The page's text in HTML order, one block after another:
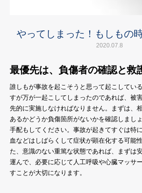
やってしまった！もしもの
2020.07.8
最優先は、負傷者の確認と救
誰しもが事故を起こそうと思って起こしてい
すが万が一起こしてしまったのであれば、被
先的に実施しなければなりません。まずは、
あるかどうか負傷箇所がないかを確認しまし
手配もしてください。事故が起きてすぐは特
血などはしばらくして症状が顕在化する可能
た、意識のない重篤な状態であれば、まずは
運んで、必要に応じて人工呼吸や心臓マッサ
すことが大切になります。